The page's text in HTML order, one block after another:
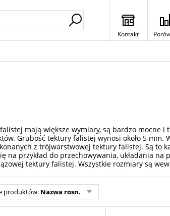
Kontakt
mają większe wymiary, są bardzo mocne i
Grubość tektury falistej wynosi około 5 mm.
z trójwarstwowej tektury falistej. Są to
na przykład do przechowywania, układania
tektury falistej. Wszystkie rozmiary są
produktów: Nazwa rosn.